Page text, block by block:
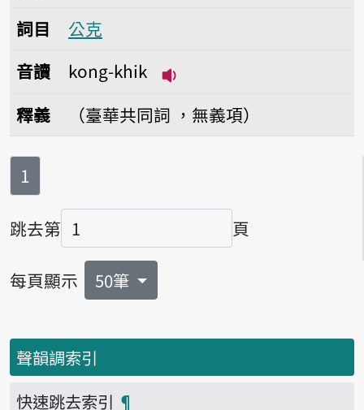
詞目
公克
音讀
kong-khik
釋義 （臺華共同詞 ，無義項）
第
1
跳去第
頁碼
頁
每頁顯示 50筆
聲韻調索引
快速跳去索引 ¶